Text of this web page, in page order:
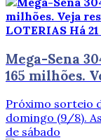
LOTERIAS Há
Mega-Sena
165 milhões.
Próximo sorteio
domingo (9/8).
de sábado